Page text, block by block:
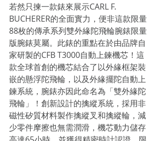
若然只揀一款錶來展示CARL F.
BUCHERER的全面實力，便非這款限量
88枚的傳承系列雙外緣陀飛輪腕錶限量
版腕錶莫屬。此錶的重點在於由品牌自
家研製的CFB T3000自動上鍊機芯！這
款全球首創的機芯結合了以外緣框架裝
嵌的懸浮陀飛輪，以及外緣擺陀自動上
鍊系統，腕錶亦因此命名為「雙外緣陀
飛輪」！創新設計的擒縱系統，採用非
磁性矽質材料製作擒縱叉和擒縱輪，減
少零件摩擦也無需潤滑，機芯動力儲存